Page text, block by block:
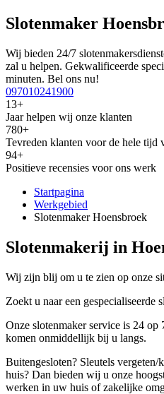
Slotenmaker
Wij bieden 24/7
zal u helpen. Gekwalificeerde
minuten. Bel ons nu!
097010241900
13+
Jaar helpen wij onze klanten
780+
Tevreden klanten voor de hele tijd
94+
Positieve recensies voor ons werk
Startpagina
Werkgebied
Slotenmaker Hoensbroek
Slotenmakerij in
Wij zijn blij om u te zien op onze
Zoekt u naar een
Onze slotenmaker service is 24
komen onmiddellijk bij u langs.
Buitengesloten? Sleutels
huis? Dan bieden wij u onze
werken in uw huis of zakelijke